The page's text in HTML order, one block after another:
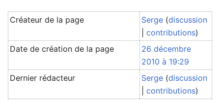
Créateur de la page Serge (discussion
|contributions)
Date de création de la page
26 décembre
2010 à 19:29
Dernier rédacteur
Serge (discussion
|contributions)